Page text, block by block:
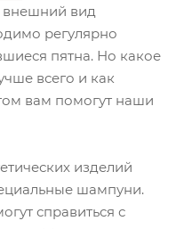
внешний вид
регулярно
пятна. Но какое
всего и как
вам помогут наши
изделий
шампуни.
справиться с